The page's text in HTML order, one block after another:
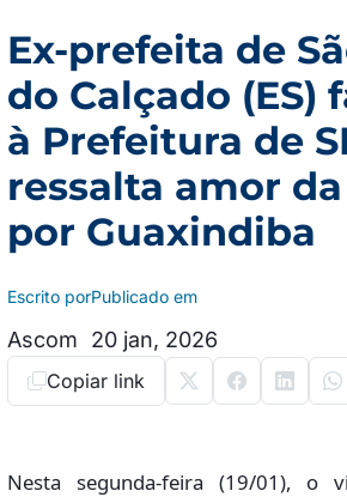
Ex-prefeita de
do Calçado (ES)
à Prefeitura de
ressalta amor
por Guaxindiba
Escrito por
Ascom
Publicado em
20 jan, 2026
Copiar link
Nesta segunda-feira (19/01), o